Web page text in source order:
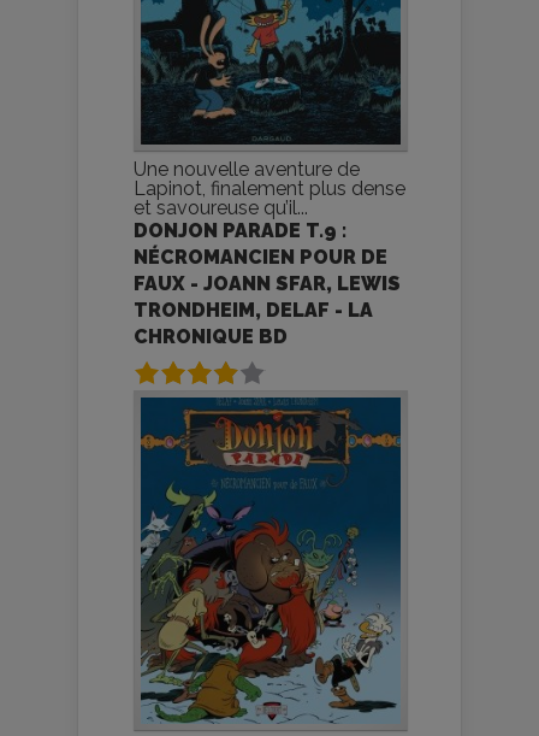
Une nouvelle aventure de
Lapinot, finalement plus dense
et savoureuse qu’il...
DONJON PARADE T.9 :
NÉCROMANCIEN POUR DE
FAUX - JOANN SFAR, LEWIS
TRONDHEIM, DELAF - LA
CHRONIQUE BD